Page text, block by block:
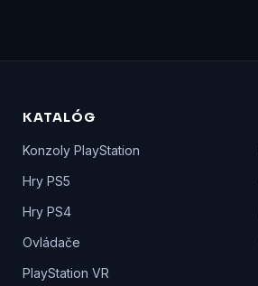
KATALÓG
Konzoly PlayStation
Hry PS5
Hry PS4
Ovládače
PlayStation VR